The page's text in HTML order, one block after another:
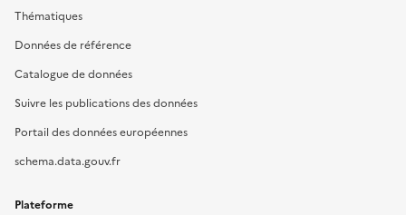
Thématiques
Données de référence
Catalogue de données
Suivre les publications des données
Portail des données européennes
schema.data.gouv.fr
Plateforme